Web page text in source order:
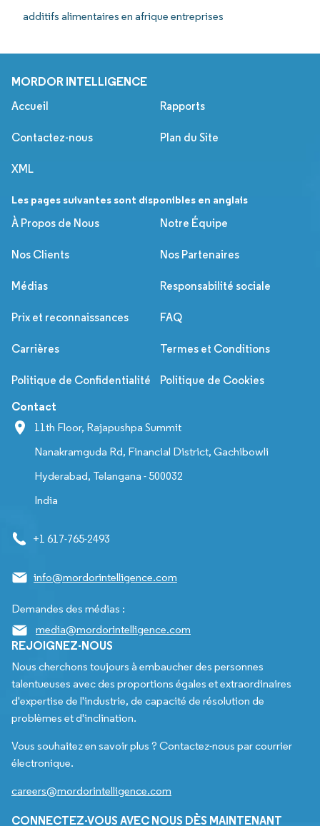
additifs alimentaires en afrique entreprises
MORDOR INTELLIGENCE
Accueil Rapports
Contactez-nous Plan du Site
XML
Les pages suivantes sont disponibles en anglais
À Propos de Nous
Notre Équipe
Nos Clients Nos Partenaires
Médias Responsabilité sociale
Prix et reconnaissances FAQ
Carrières Termes et Conditions
Politique de Confidentialité Politique de Cookies
Contact
11th Floor, Rajapushpa Summit
Nanakramguda Rd, Financial District, Gachibowli
Hyderabad, Telangana - 500032
India
+1 617-765-2493
info@mordorintelligence.com
Demandes des médias :
media@mordorintelligence.com
REJOIGNEZ-NOUS
Nous cherchons toujours à embaucher des personnes
talentueuses avec des proportions égales et extraordinaires
d'expertise de l'industrie, de capacité de résolution de
problèmes et d'inclination.
Vous souhaitez en savoir plus ? Contactez-nous par courrier
électronique.
careers@mordorintelligence.com
CONNECTEZ-VOUS AVEC NOUS DÈS MAINTENANT